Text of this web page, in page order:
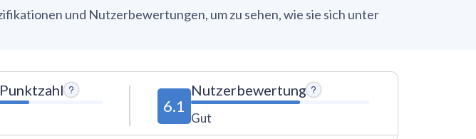
und Nutzerbewertungen, um zu sehen, wie sie sich unter
6.1
Nutzerbewertung
Gut